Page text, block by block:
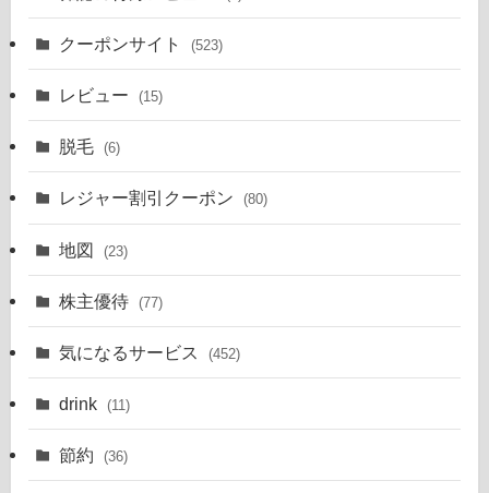
クーポンサイト (523)
レビュー (15)
脱毛 (6)
レジャー割引クーポン (80)
地図 (23)
株主優待 (77)
気になるサービス (452)
drink (11)
節約 (36)